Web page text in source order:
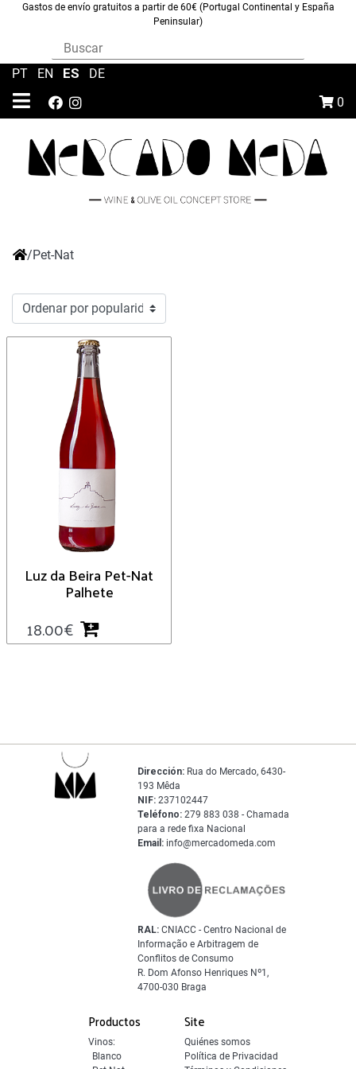
Gastos de envío gratuitos a partir de 60€ (Portugal Continental y España
Peninsular)
0
PT EN ES DE
/Pet-Nat
Luz da Beira Pet-Nat
Palhete
18.00€
Productos
Vinos:
Blanco
Site
Quiénes somos
Política de Privacidad
Dirección: Rua do Mercado, 6430-
193 Mêda
NIF: 237102447
Teléfono: 279 883 038 - Chamada
para a rede fixa Nacional
Email: info@mercadomeda.com
RAL: CNIACC - Centro Nacional de
Informação e Arbitragem de
Conflitos de Consumo
R. Dom Afonso Henriques Nº1,
4700-030 Braga